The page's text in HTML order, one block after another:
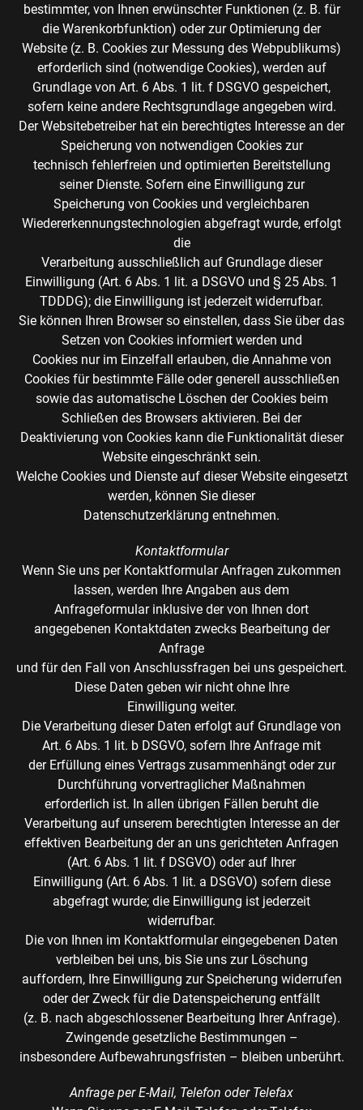
bestimmter, von Ihnen erwünschter Funktionen (z. B. für
die Warenkorbfunktion) oder zur Optimierung der
Website (z. B. Cookies zur Messung des Webpublikums)
erforderlich sind (notwendige Cookies), werden auf
Grundlage von Art. 6 Abs. 1 lit. f DSGVO gespeichert,
sofern keine andere Rechtsgrundlage angegeben wird.
Der Websitebetreiber hat ein berechtigtes Interesse an der
Speicherung von notwendigen Cookies zur
technisch fehlerfreien und optimierten Bereitstellung
seiner Dienste. Sofern eine Einwilligung zur
Speicherung von Cookies und vergleichbaren
Wiedererkennungstechnologien abgefragt wurde, erfolgt
die
Verarbeitung ausschließlich auf Grundlage dieser
Einwilligung (Art. 6 Abs. 1 lit. a DSGVO und § 25 Abs. 1
TDDDG); die Einwilligung ist jederzeit widerrufbar.
Sie können Ihren Browser so einstellen, dass Sie über das
Setzen von Cookies informiert werden und
Cookies nur im Einzelfall erlauben, die Annahme von
Cookies für bestimmte Fälle oder generell ausschließen
sowie das automatische Löschen der Cookies beim
Schließen des Browsers aktivieren. Bei der
Deaktivierung von Cookies kann die Funktionalität dieser
Website eingeschränkt sein.
Welche Cookies und Dienste auf dieser Website eingesetzt
werden, können Sie dieser
Datenschutzerklärung entnehmen.
Kontaktformular
Wenn Sie uns per Kontaktformular Anfragen zukommen
lassen, werden Ihre Angaben aus dem
Anfrageformular inklusive der von Ihnen dort
angegebenen Kontaktdaten zwecks Bearbeitung der
Anfrage
und für den Fall von Anschlussfragen bei uns gespeichert.
Diese Daten geben wir nicht ohne Ihre
Einwilligung weiter.
Die Verarbeitung dieser Daten erfolgt auf Grundlage von
Art. 6 Abs. 1 lit. b DSGVO, sofern Ihre Anfrage mit
der Erfüllung eines Vertrags zusammenhängt oder zur
Durchführung vorvertraglicher Maßnahmen
erforderlich ist. In allen übrigen Fällen beruht die
Verarbeitung auf unserem berechtigten Interesse an der
effektiven Bearbeitung der an uns gerichteten Anfragen
(Art. 6 Abs. 1 lit. f DSGVO) oder auf Ihrer
Einwilligung (Art. 6 Abs. 1 lit. a DSGVO) sofern diese
abgefragt wurde; die Einwilligung ist jederzeit
widerrufbar.
Die von Ihnen im Kontaktformular eingegebenen Daten
verbleiben bei uns, bis Sie uns zur Löschung
auffordern, Ihre Einwilligung zur Speicherung widerrufen
oder der Zweck für die Datenspeicherung entfällt
(z. B. nach abgeschlossener Bearbeitung Ihrer Anfrage).
Zwingende gesetzliche Bestimmungen –
insbesondere Aufbewahrungsfristen – bleiben unberührt.
Anfrage per E-Mail, Telefon oder Telefax